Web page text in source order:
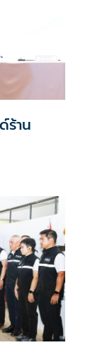
ร้าน